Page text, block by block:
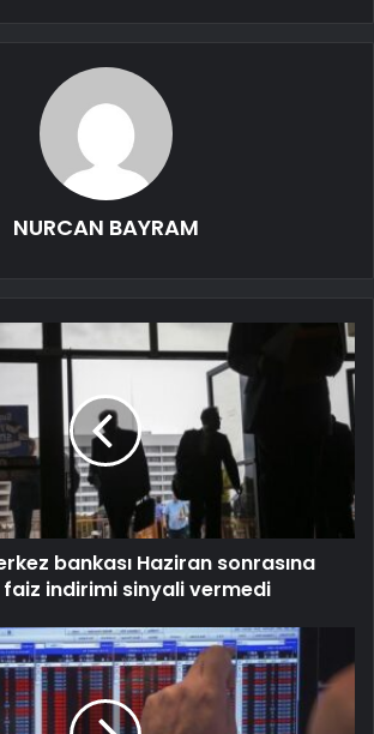
NURCAN BAYRAM
bankası Haziran sonrasına
indirimi sinyali vermedi